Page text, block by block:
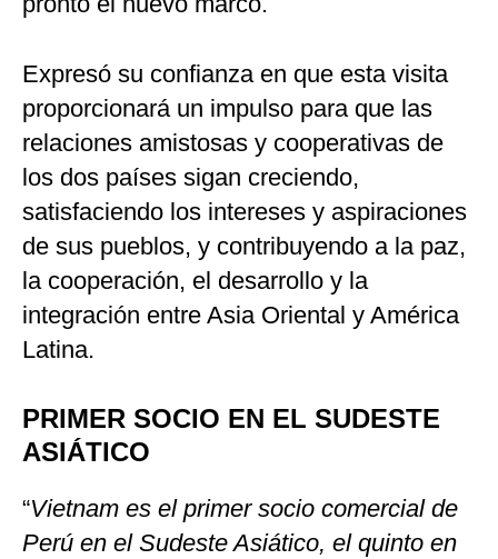
Expresó su confianza en que esta visita
proporcionará un impulso para que las
relaciones amistosas y cooperativas de
los dos países sigan creciendo,
satisfaciendo los intereses y aspiraciones
de sus pueblos, y contribuyendo a la paz,
la cooperación, el desarrollo y la
integración entre Asia Oriental y América
Latina.
PRIMER SOCIO EN EL SUDESTE
ASIÁTICO
“Vietnam es el primer socio comercial de
Perú en el Sudeste Asiático, el quinto en